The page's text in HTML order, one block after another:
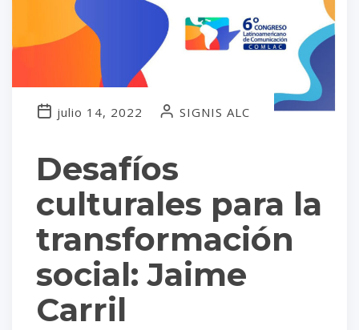
Desafíos
culturales para la
transformación
social: Jaime
Carril
julio 14, 2022 SIGNIS ALC